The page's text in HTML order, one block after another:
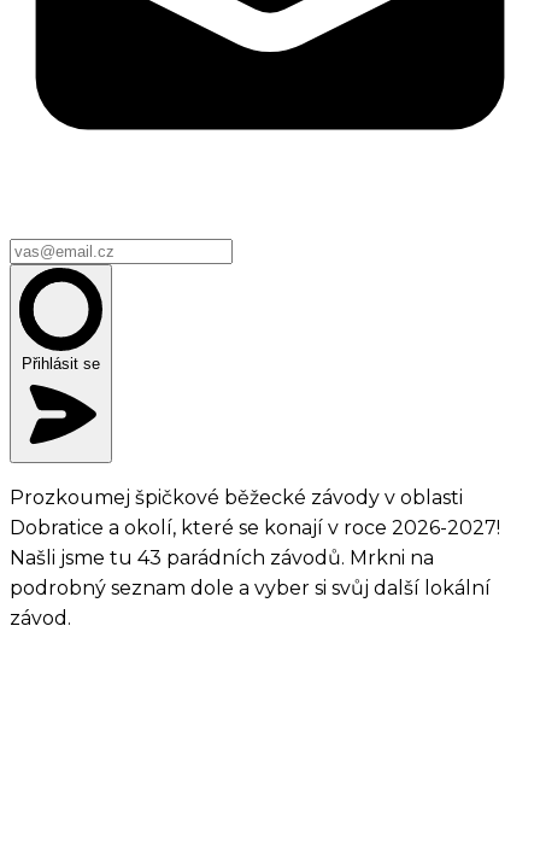
Přihlásit se
Prozkoumej špičkové běžecké závody v oblasti
Dobratice a okolí, které se konají v roce 2026-2027!
Našli jsme tu 43 parádních závodů. Mrkni na
podrobný seznam dole a vyber si svůj další lokální
závod.